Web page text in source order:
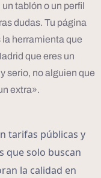
tablón o un perfil
dudas. Tu página
herramienta que
que eres un
serio, no alguien que
extra».
tarifas públicas y
que solo buscan
la calidad en